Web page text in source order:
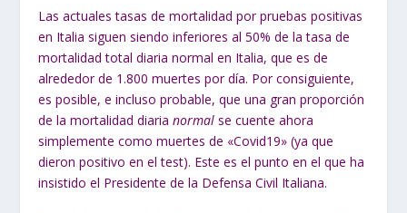
Las actuales tasas de mortalidad por pruebas positivas
en Italia siguen siendo inferiores al 50% de la tasa de
mortalidad total diaria normal en Italia, que es de
alrededor de 1.800 muertes por día. Por consiguiente,
es posible, e incluso probable, que una gran proporción
de la mortalidad diarianormal se cuente ahora
simplemente como muertes de «Covid19» (ya que
dieron positivo en el test). Este es el punto en el que ha
insistido el Presidente de la Defensa Civil Italiana.